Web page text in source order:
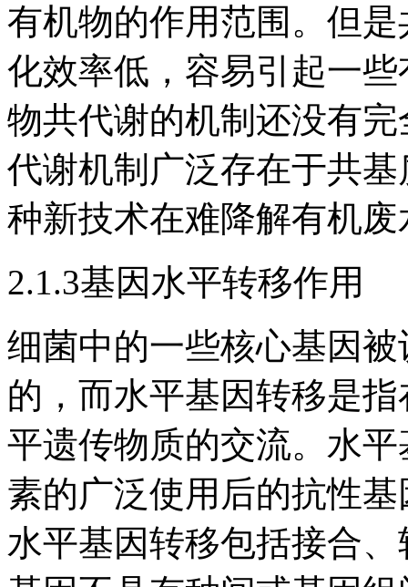
有机物的作用范围。但
化效率低，容易引起一
物共代谢的机制还没有
代谢机制广泛存在于共
种新技术在难降解有机
2.1.3基因水平转移作用
细菌中的一些核心基因
的，而水平基因转移是
平遗传物质的交流。水
素的广泛使用后的抗性
水平基因转移包括接合